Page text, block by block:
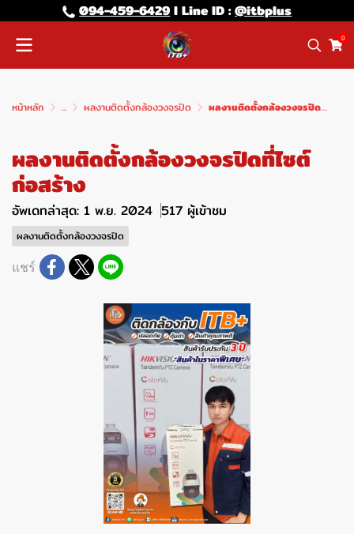
094-459-6429l Line lD :@itbplus
0
หน้าหลัก ... ผลงานติดตั้งกล้องวงจรปิด ผลงานติดตั้งกล้องวงจรปิดที่ไซต์ก่อสร้าง
ผลงานติดตั้งกล้องวงจรปิดที่ไซต์
ก่อสร้าง
อัพเดทล่าสุด: 1 พ.ย. 2024 517 ผู้เข้าชม
ผลงานติดตั้งกล้องวงจรปิด
แชร์